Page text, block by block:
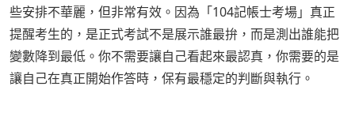
些安排不華麗，但非常有效。因為「104記帳士考場」真正
提醒考生的，是正式考試不是展示誰最拚，而是測出誰能把
變數降到最低。你不需要讓自己看起來最認真，你需要的是
讓自己在真正開始作答時，保有最穩定的判斷與執行。